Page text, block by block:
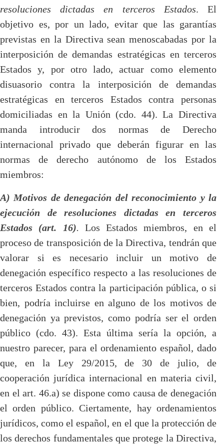
resoluciones dictadas en terceros Estados. El
objetivo es, por un lado, evitar que las garantías
previstas en la Directiva sean menoscabadas por la
interposición de demandas estratégicas en terceros
Estados y, por otro lado, actuar como elemento
disuasorio contra la interposición de demandas
estratégicas en terceros Estados contra personas
domiciliadas en la Unión (cdo. 44). La Directiva
manda introducir dos normas de Derecho
internacional privado que deberán figurar en las
normas de derecho autónomo de los Estados
miembros:
A) Motivos de denegación del reconocimiento y la
ejecución de resoluciones dictadas en terceros
Estados (art. 16). Los Estados miembros, en el
proceso de transposición de la Directiva, tendrán que
valorar si es necesario incluir un motivo de
denegación específico respecto a las resoluciones de
terceros Estados contra la participación pública, o si
bien, podría incluirse en alguno de los motivos de
denegación ya previstos, como podría ser el orden
público (cdo. 43). Esta última sería la opción, a
nuestro parecer, para el ordenamiento español, dado
que, en la Ley 29/2015, de 30 de julio, de
cooperación jurídica internacional en materia civil,
en el art. 46.a) se dispone como causa de denegación
el orden público. Ciertamente, hay ordenamientos
jurídicos, como el español, en el que la protección de
los derechos fundamentales que protege la Directiva,